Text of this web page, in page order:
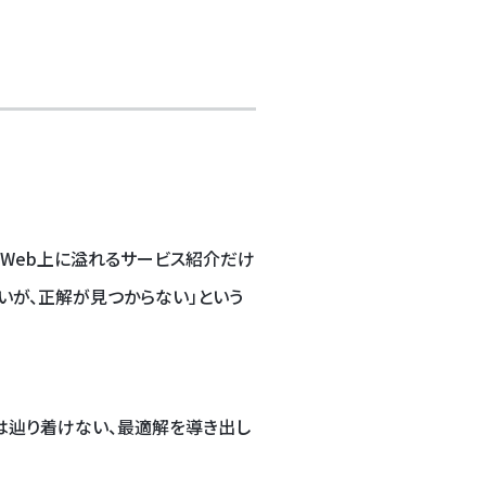
Web上に溢れるサービス紹介だけ
、正解が見つからない」という
辿り着けない、最適解を導き出し